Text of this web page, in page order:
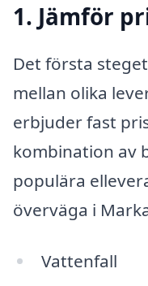
1. Jämför
Det första
mellan olika
erbjuder fast
kombination av
populära
överväga i
Vattenfall